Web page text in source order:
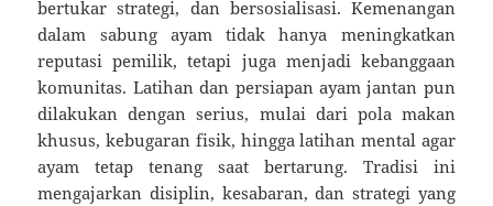
bertukar strategi, dan bersosialisasi. Kemenangan
dalam sabung ayam tidak hanya meningkatkan
reputasi pemilik, tetapi juga menjadi kebanggaan
komunitas. Latihan dan persiapan ayam jantan pun
dilakukan dengan serius, mulai dari pola makan
khusus, kebugaran fisik, hingga latihan mental agar
ayam tetap tenang saat bertarung. Tradisi ini
mengajarkan disiplin, kesabaran, dan strategi yang